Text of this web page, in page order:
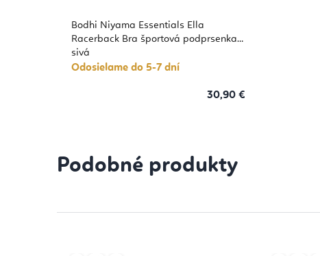
Bodhi Niyama Essentials Ella
Racerback Bra športová podprsenka
sivá
Odosielame do 5-7 dní
30,90 €
Podobné produkty